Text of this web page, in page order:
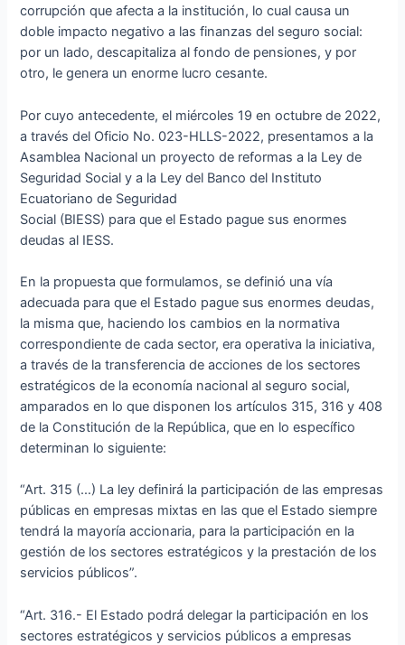
corrupción que afecta a la institución, lo cual causa un
doble impacto negativo a las finanzas del seguro social:
por un lado, descapitaliza al fondo de pensiones, y por
otro, le genera un enorme lucro cesante.
Por cuyo antecedente, el miércoles 19 en octubre de 2022,
a través del Oficio No. 023-HLLS-2022, presentamos a la
Asamblea Nacional un proyecto de reformas a la Ley de
Seguridad Social y a la Ley del Banco del Instituto
Ecuatoriano de Seguridad
Social (BIESS) para que el Estado pague sus enormes
deudas al IESS.
En la propuesta que formulamos, se definió una vía
adecuada para que el Estado pague sus enormes deudas,
la misma que, haciendo los cambios en la normativa
correspondiente de cada sector, era operativa la iniciativa,
a través de la transferencia de acciones de los sectores
estratégicos de la economía nacional al seguro social,
amparados en lo que disponen los artículos 315, 316 y 408
de la Constitución de la República, que en lo específico
determinan lo siguiente:
“Art. 315 (…) La ley definirá la participación de las empresas
públicas en empresas mixtas en las que el Estado siempre
tendrá la mayoría accionaria, para la participación en la
gestión de los sectores estratégicos y la prestación de los
servicios públicos”.
“Art. 316.- El Estado podrá delegar la participación en los
sectores estratégicos y servicios públicos a empresas